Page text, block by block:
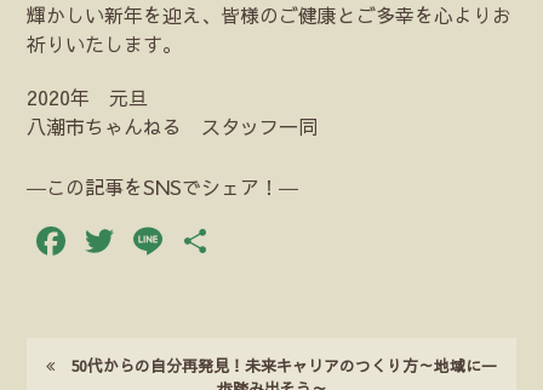
輝かしい新年を迎え、皆様のご健康とご多幸を心よりお
祈りいたします。
2020年 元旦
八潮市ちゃんねる スタッフ一同
―この記事をSNSでシェア！―
Facebook
Twitter
Line
50代からの自分再発見！未来キャリアのつくり方～地域に一